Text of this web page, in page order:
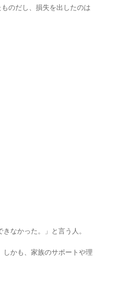
のだし、損失を出したのは
なかった。」と言う人。
しかも、家族のサポートや理